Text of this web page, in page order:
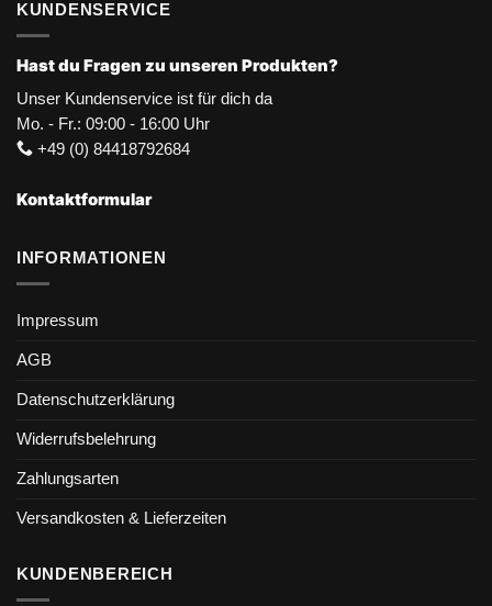
KUNDENSERVICE
Hast du Fragen zu unseren Produkten?
Unser Kundenservice ist für dich da
Mo. - Fr.: 09:00 - 16:00 Uhr
+49 (0) 84418792684
Kontaktformular
INFORMATIONEN
Impressum
AGB
Datenschutzerklärung
Widerrufsbelehrung
Zahlungsarten
Versandkosten & Lieferzeiten
KUNDENBEREICH